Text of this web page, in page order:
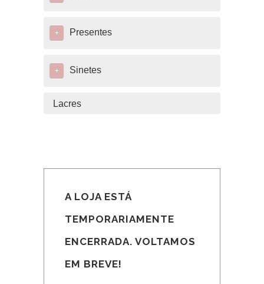
+ Presentes
+ Sinetes
Lacres
A LOJA ESTÁ
TEMPORARIAMENTE
ENCERRADA. VOLTAMOS
EM BREVE!